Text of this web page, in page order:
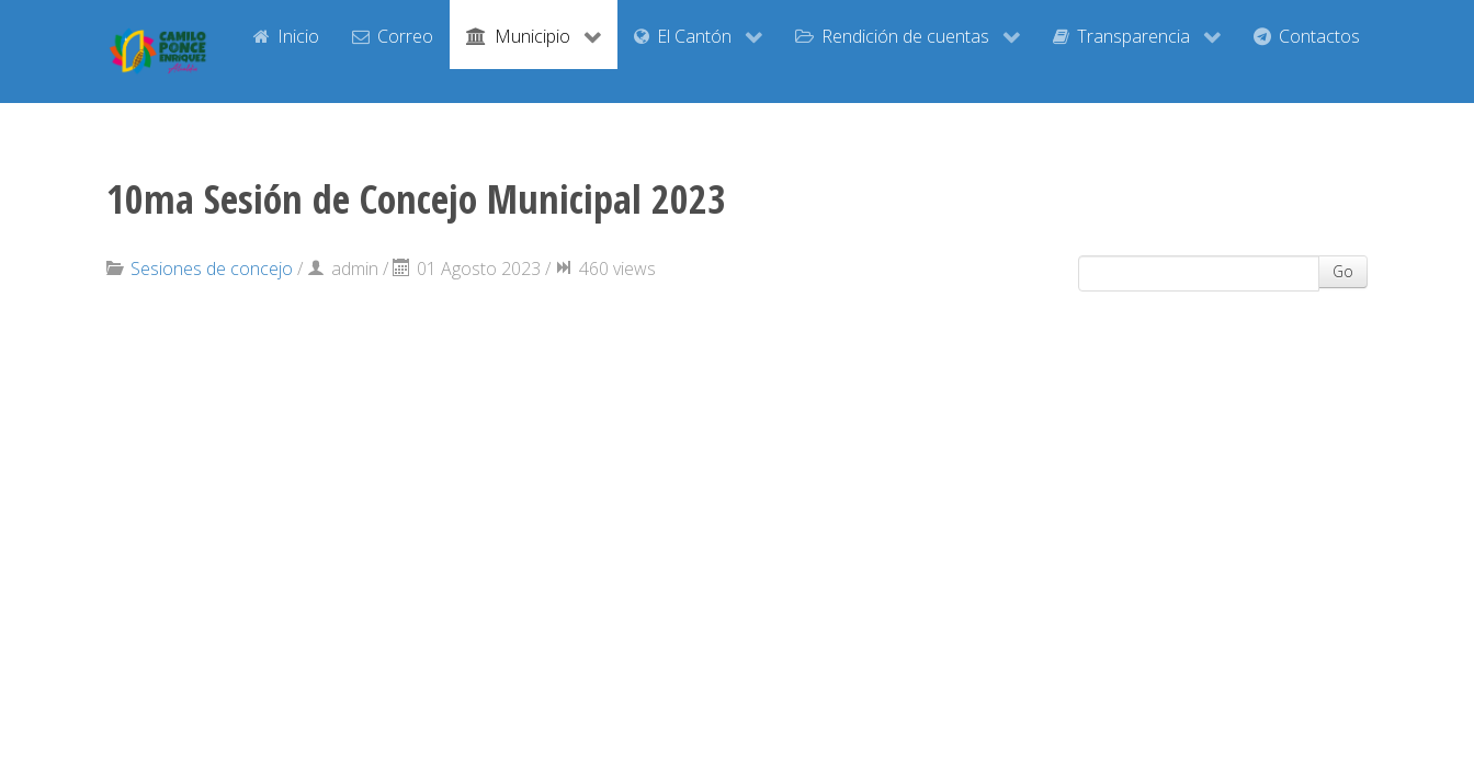
Inicio Correo Municipio El Cantón Rendición de cuentas Transparencia Contactos
10ma Sesión de Concejo Municipal 2023
Sesiones de concejo / admin / 01 Agosto 2023 / 460 views Go